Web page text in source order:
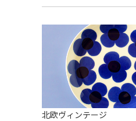
スープカップ
そば猪口・フリーカップ
ココット
薬味入れ
ミキシングボウル
オーナメント
クリーマー
バス・洗面用品
家具小物
小物入れ
アロマポット
ペンダントトップ
すべて見る
北欧ヴィンテージ